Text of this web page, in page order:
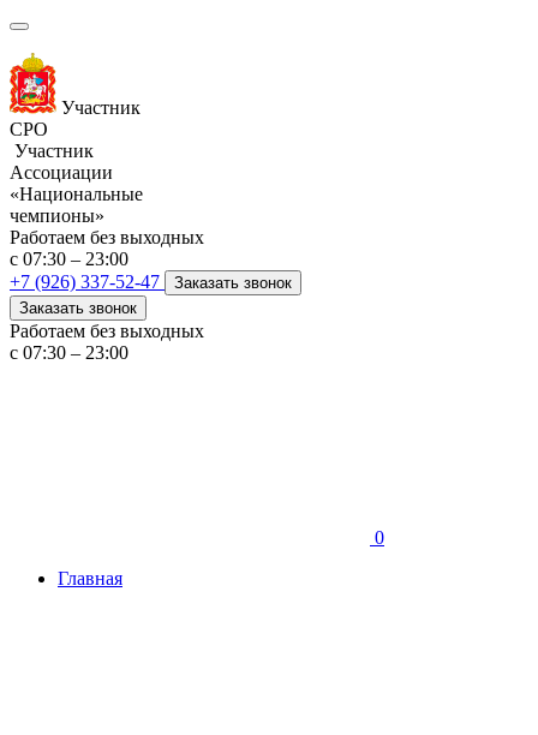
Участник
СРО
Участник
Ассоциации
«Национальные
чемпионы»
Работаем без выходных
с 07:30 – 23:00
+7 (926) 337-52-47
Заказать звонок
Заказать звонок
Работаем без выходных
с 07:30 – 23:00
0
Главная